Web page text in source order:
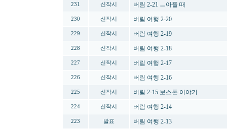
231 신작시 버림 2-21 ㅡ아플 때
230 신작시 버림 여행 2-20
229 신작시 버림 여행 2-19
228 신작시 버림 여행 2-18
227 신작시 버림 여행 2-17
226 신작시 버림 여행 2-16
225 신작시 버림 2-15 보스톤 이야기
224 신작시 버림 여행 2-14
223 발표 버림 여행 2-13